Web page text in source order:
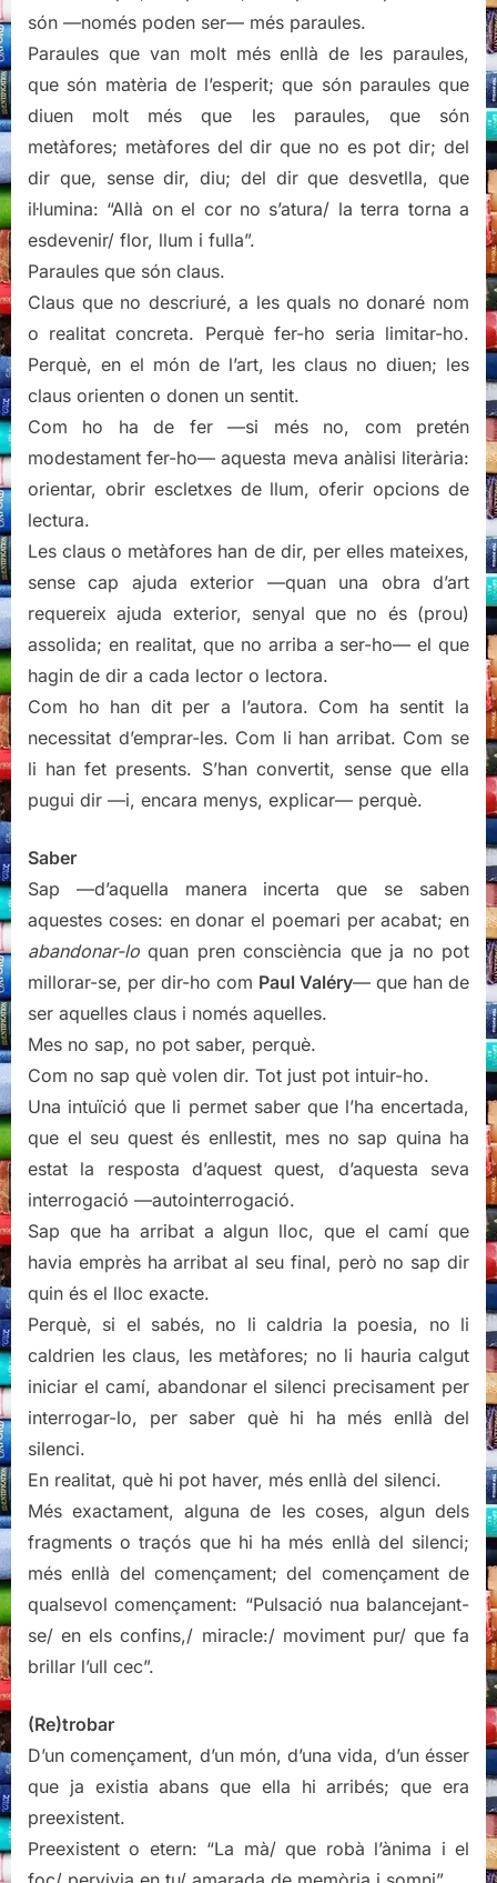
són —només poden ser— més paraules.
Paraules que van molt més enllà de les paraules,
que són matèria de l’esperit; que són paraules que
diuen molt més que les paraules, que són
metàfores; metàfores del dir que no es pot dir; del
dir que, sense dir, diu; del dir que desvetlla, que
il·lumina: “Allà on el cor no s’atura/ la terra torna a
esdevenir/ flor, llum i fulla”.
Paraules que són claus.
Claus que no descriuré, a les quals no donaré nom
o realitat concreta. Perquè fer-ho seria limitar-ho.
Perquè, en el món de l’art, les claus no diuen; les
claus orienten o donen un sentit.
Com ho ha de fer —si més no, com pretén
modestament fer-ho— aquesta meva anàlisi literària:
orientar, obrir escletxes de llum, oferir opcions de
lectura.
Les claus o metàfores han de dir, per elles mateixes,
sense cap ajuda exterior —quan una obra d’art
requereix ajuda exterior, senyal que no és (prou)
assolida; en realitat, que no arriba a ser-ho— el que
hagin de dir a cada lector o lectora.
Com ho han dit per a l’autora. Com ha sentit la
necessitat d’emprar-les. Com li han arribat. Com se
li han fet presents. S’han convertit, sense que ella
pugui dir —i, encara menys, explicar— perquè.
Saber
Sap —d’aquella manera incerta que se saben
aquestes coses: en donar el poemari per acabat; en
abandonar-lo quan pren consciència que ja no pot
millorar-se, per dir-ho com Paul Valéry— que han de
ser aquelles claus i només aquelles.
Mes no sap, no pot saber, perquè.
Com no sap què volen dir. Tot just pot intuir-ho.
Una intuïció que li permet saber que l’ha encertada,
que el seu quest és enllestit, mes no sap quina ha
estat la resposta d’aquest quest, d’aquesta seva
interrogació —autointerrogació.
Sap que ha arribat a algun lloc, que el camí que
havia emprès ha arribat al seu final, però no sap dir
quin és el lloc exacte.
Perquè, si el sabés, no li caldria la poesia, no li
caldrien les claus, les metàfores; no li hauria calgut
iniciar el camí, abandonar el silenci precisament per
interrogar-lo, per saber què hi ha més enllà del
silenci.
En realitat, què hi pot haver, més enllà del silenci.
Més exactament, alguna de les coses, algun dels
fragments o traçós que hi ha més enllà del silenci;
més enllà del començament; del començament de
qualsevol començament: “Pulsació nua balancejant-
se/ en els confins,/ miracle:/ moviment pur/ que fa
brillar l’ull cec”.
(Re)trobar
D’un començament, d’un món, d’una vida, d’un ésser
que ja existia abans que ella hi arribés; que era
preexistent.
Preexistent o etern: “La mà/ que robà l’ànima i el